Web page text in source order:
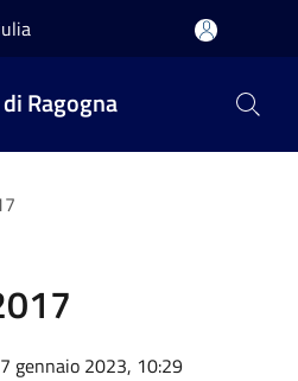
Ragogna
gennaio 2023, 10:29